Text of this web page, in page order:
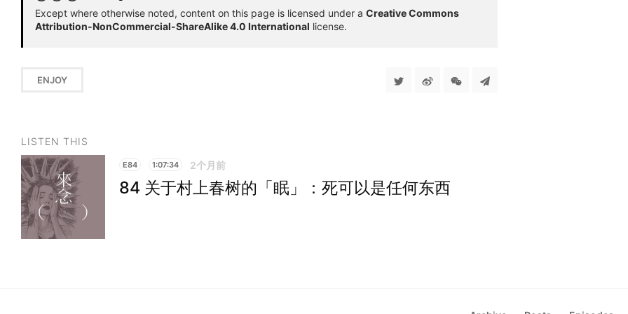
Except where otherwise noted, content on this page is licensed under a Creative Commons
Attribution-NonCommercial-ShareAlike 4.0 International license.
ENJOY
LISTEN THIS
E84 1:07:34 2个月前
84 关于村上春树的「眠」：死可以是任何东西